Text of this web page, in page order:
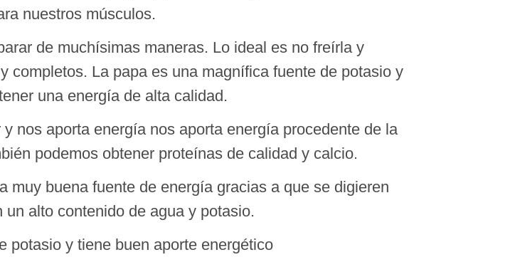
nuestros músculos.
de muchísimas maneras. Lo ideal es no freírla y
completos. La papa es una magnífica fuente de potasio y
una energía de alta calidad.
nos aporta energía nos aporta energía procedente de la
podemos obtener proteínas de calidad y calcio.
muy buena fuente de energía gracias a que se digieren
alto contenido de agua y potasio.
potasio y tiene buen aporte energético